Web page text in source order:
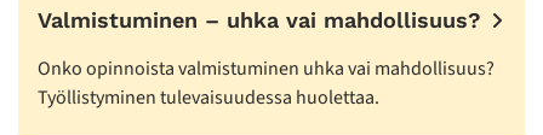
Valmistuminen – uhka vai mahdollisuus?
Onko opinnoista valmistuminen uhka vai mahdollisuus?
Työllistyminen tulevaisuudessa huolettaa.